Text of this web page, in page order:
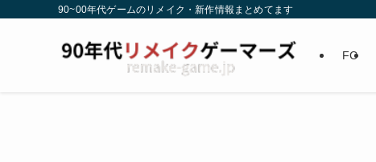
90~00年代ゲームのリメイク・新作情報まとめてます
FC